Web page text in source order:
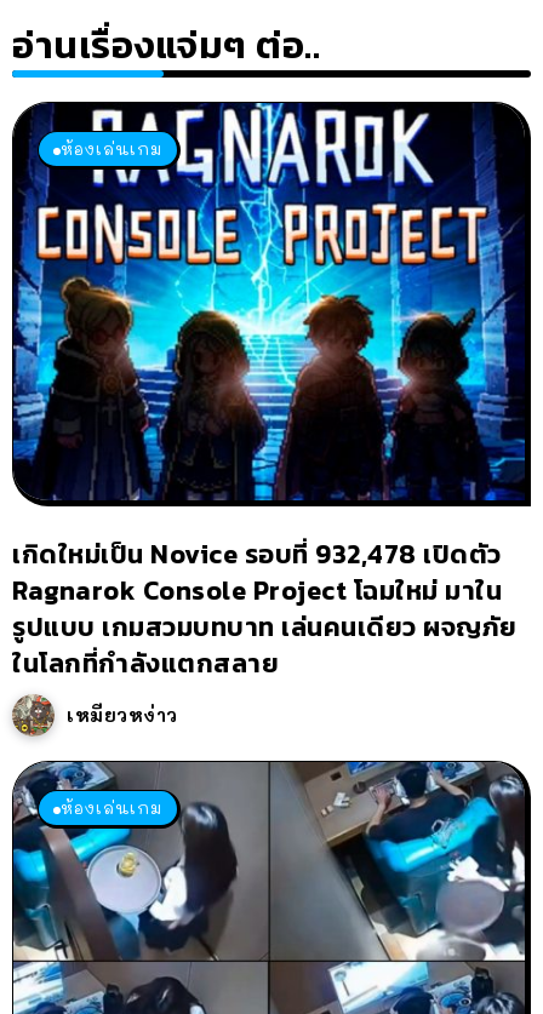
อ่านเรื่องแจ่มๆ ต่อ..
ห้องเล่นเกม
เกิดใหม่เป็น Novice รอบที่ 932,478 เปิดตัว
Ragnarok Console Project โฉมใหม่ มาใน
รูปแบบ เกมสวมบทบาท เล่นคนเดียว ผจญภัย
ในโลกที่กำลังแตกสลาย
เหมียวหง่าว
ห้องเล่นเกม